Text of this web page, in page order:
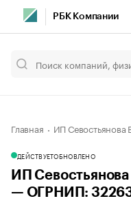
РБК Компании
Главная ИП Севостьянова
ДЕЙСТВУЕТОБНОВЛЕНО
ИП
— ОГРНИП: